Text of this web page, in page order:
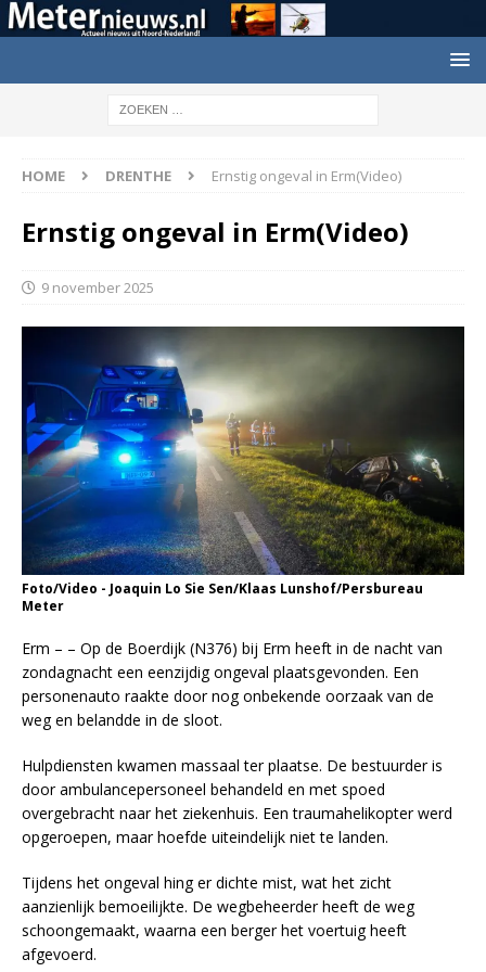
HOME DRENTHE Ernstig ongeval in Erm(Video)
Ernstig ongeval in Erm(Video)
9 november 2025
Foto/Video - Joaquin Lo Sie Sen/Klaas Lunshof/Persbureau
Meter
Erm – – Op de Boerdijk (N376) bij Erm heeft in de nacht van
zondagnacht een eenzijdig ongeval plaatsgevonden. Een
personenauto raakte door nog onbekende oorzaak van de
weg en belandde in de sloot.
Hulpdiensten kwamen massaal ter plaatse. De bestuurder is
door ambulancepersoneel behandeld en met spoed
overgebracht naar het ziekenhuis. Een traumahelikopter werd
opgeroepen, maar hoefde uiteindelijk niet te landen.
Tijdens het ongeval hing er dichte mist, wat het zicht
aanzienlijk bemoeilijkte. De wegbeheerder heeft de weg
schoongemaakt, waarna een berger het voertuig heeft
afgevoerd.